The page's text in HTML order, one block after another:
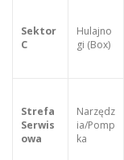
Sektor
C
Hulajno
gi (Box)
Strefa
Serwis
owa
Narzędz
ia/Pomp
ka